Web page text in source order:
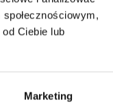
Ciebie lub
Marketing